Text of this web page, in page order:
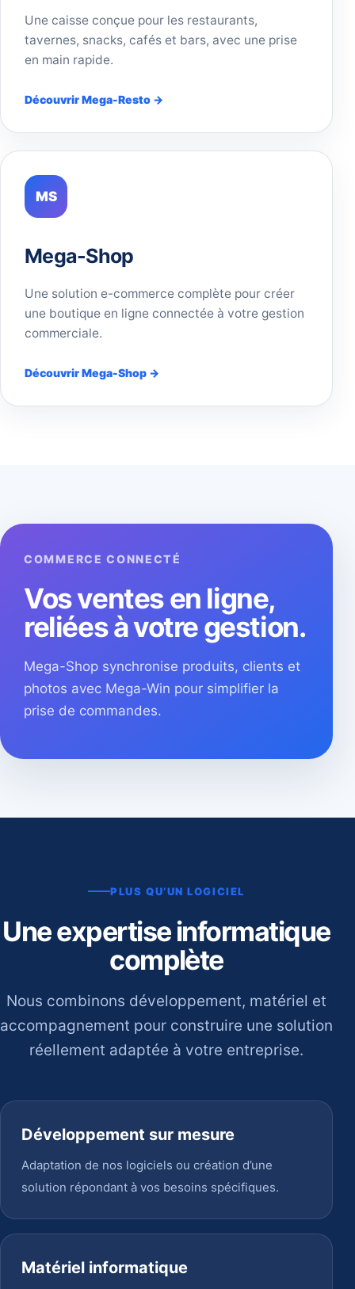
Une caisse conçue pour les restaurants,
tavernes, snacks, cafés et bars, avec une prise
en main rapide.
Découvrir Mega-Resto →
MS
Mega-Shop
Une solution e-commerce complète pour créer
une boutique en ligne connectée à votre gestion
commerciale.
Découvrir Mega-Shop →
COMMERCE CONNECTÉ
Vos ventes en ligne,
reliées à votre gestion.
Mega-Shop synchronise produits, clients et
photos avec Mega-Win pour simplifier la
prise de commandes.
PLUS QU’UN LOGICIEL
Une expertise informatique
complète
Nous combinons développement, matériel et
accompagnement pour construire une solution
réellement adaptée à votre entreprise.
Développement sur mesure
Adaptation de nos logiciels ou création d’une
solution répondant à vos besoins spécifiques.
Matériel informatique